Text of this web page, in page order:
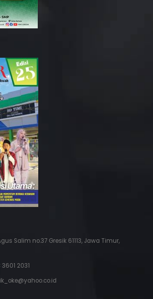
Salim no.37 Gresik 61113, Jawa Timur,
3601 2031